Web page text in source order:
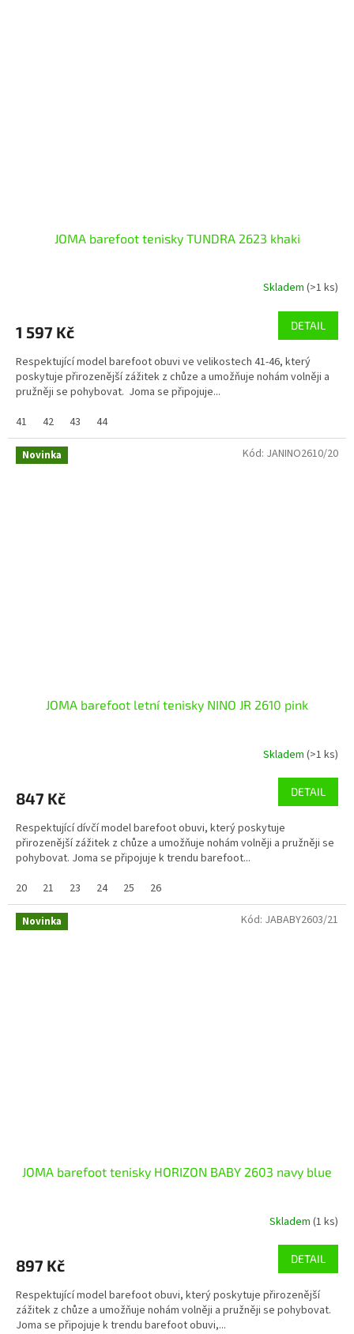
JOMA barefoot tenisky TUNDRA 2623 khaki
Skladem (>1 ks)
1 597 Kč DETAIL
Respektující model barefoot obuvi ve velikostech 41-46, který
poskytuje přirozenější zážitek z chůze a umožňuje nohám volněji a
pružněji se pohybovat. Joma se připojuje...
41
42 43 44
Novinka
JOMA barefoot letní tenisky NINO JR 2610 pink
Skladem (>1 ks)
847 Kč DETAIL
Respektující dívčí model barefoot obuvi, který poskytuje
přirozenější zážitek z chůze a umožňuje nohám volněji a pružněji se
pohybovat. Joma se připojuje k trendu barefoot...
20
21 23 24 25 26
Kód: JANINO2610/20
Novinka
JOMA barefoot tenisky HORIZON BABY 2603 navy blue
Skladem (1 ks)
897 Kč DETAIL
Respektující model barefoot obuvi, který poskytuje přirozenější
zážitek z chůze a umožňuje nohám volněji a pružněji se pohybovat.
Joma se připojuje k trendu barefoot obuvi,...
Kód: JABABY2603/21